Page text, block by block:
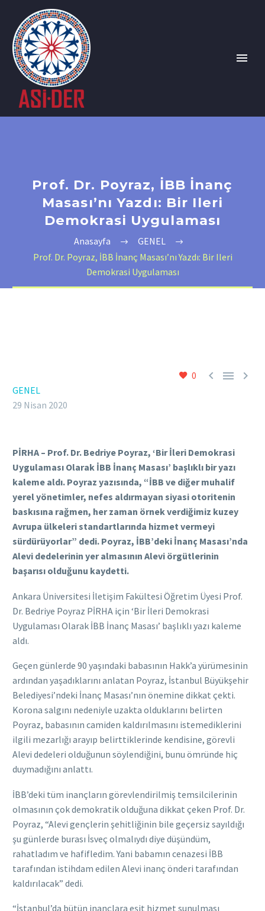
Prof. Dr. Poyraz, İBB İnanç
Masası’nı Yazdı: Bir Ileri
Demokrasi Uygulaması
Anasayfa
GENEL
Prof. Dr. Poyraz, İBB İnanç Masası’nı Yazdı: Bir Ileri
Demokrasi Uygulaması
0   
GENEL
29 Nisan 2020
PİRHA – Prof. Dr. Bedriye Poyraz, ‘Bir İleri Demokrasi
Uygulaması Olarak İBB İnanç Masası’ başlıklı bir yazı
kaleme aldı. Poyraz yazısında, “İBB ve diğer muhalif
yerel yönetimler, nefes aldırmayan siyasi otoritenin
baskısına rağmen, her zaman örnek verdiğimiz kuzey
Avrupa ülkeleri standartlarında hizmet vermeyi
sürdürüyorlar” dedi. Poyraz, İBB’deki İnanç Masası’nda
Alevi dedelerinin yer almasının Alevi örgütlerinin
başarısı olduğunu kaydetti.
Ankara Üniversitesi İletişim Fakültesi Öğretim Üyesi Prof.
Dr. Bedriye Poyraz PİRHA için ‘Bir İleri Demokrasi
Uygulaması Olarak İBB İnanç Masası’ başlıklı yazı kaleme
aldı.
Geçen günlerde 90 yaşındaki babasının Hakk’a yürümesinin
ardından yaşadıklarını anlatan Poyraz, İstanbul Büyükşehir
Belediyesi’ndeki İnanç Masası’nın önemine dikkat çekti.
Korona salgını nedeniyle uzakta olduklarını belirten
Poyraz, babasının camiden kaldırılmasını istemediklerini
ilgili mezarlığı arayıp belirttiklerinde kendisine, görevli
Alevi dedeleri olduğunun söylendiğini, bunu ömründe hiç
duymadığını anlattı.
İBB’deki tüm inançların görevlendirilmiş temsilcilerinin
olmasının çok demokratik olduğuna dikkat çeken Prof. Dr.
Poyraz, “Alevi gençlerin şehitliğinin bile geçersiz sayıldığı
şu günlerde burası İsveç olmalıydı diye düşündüm,
rahatladım ve hafifledim. Yani babamın cenazesi İBB
tarafından istihdam edilen Alevi inanç önderi tarafından
kaldırılacak” dedi.
“İstanbul’da bütün inançlara eşit hizmet sunulması